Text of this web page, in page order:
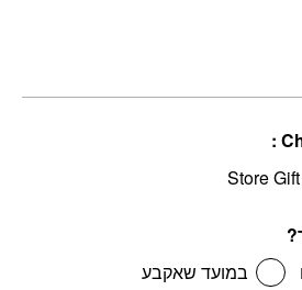
Store Gift
במועד שאקבע